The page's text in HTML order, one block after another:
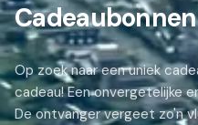
Cadeaubonnen
Op zoek naar een uniek
cadeau! Een onvergetelijke
De ontvanger vergeet zo'n